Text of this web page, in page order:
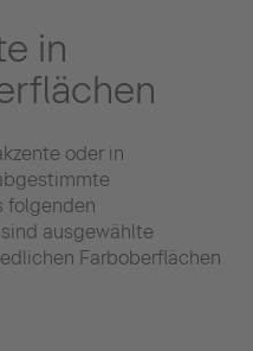
in
oder in
folgenden
ausgewählte
Farboberflächen